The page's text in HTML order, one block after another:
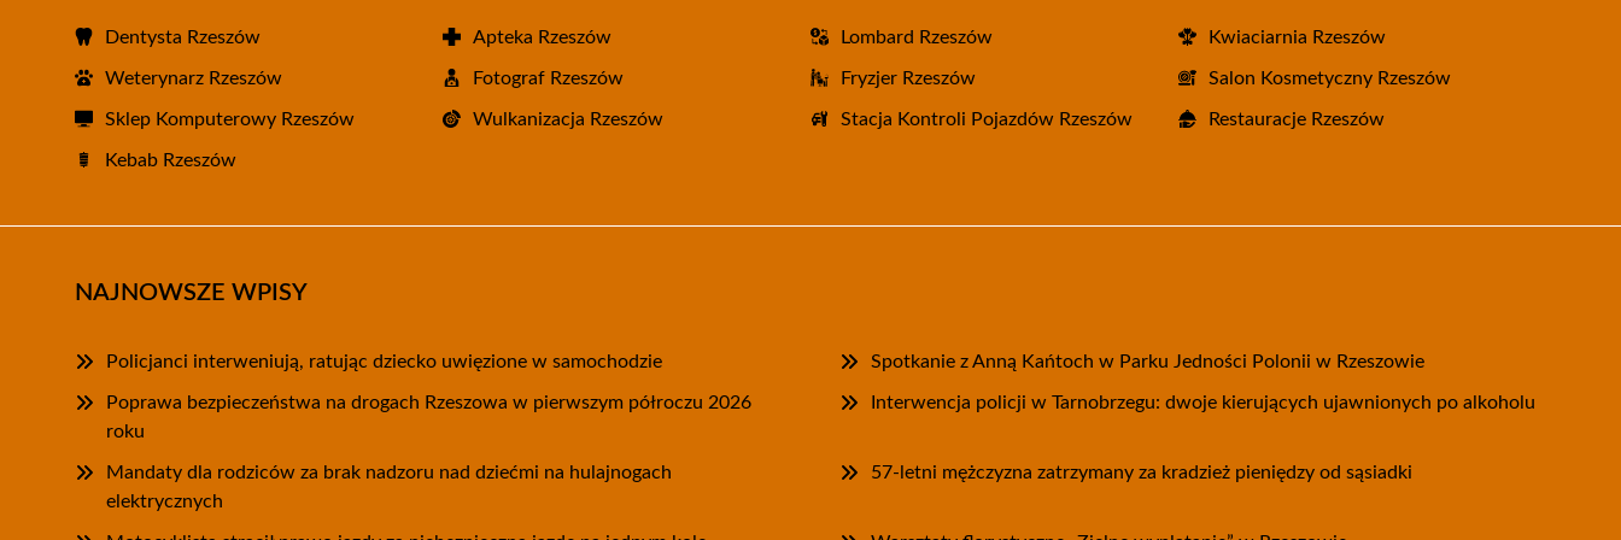
Dentysta Rzeszów Apteka Rzeszów Lombard Rzeszów Kwiaciarnia Rzeszów
Weterynarz Rzeszów Fotograf Rzeszów Fryzjer Rzeszów Salon Kosmetyczny Rzeszów
Sklep Komputerowy Rzeszów Wulkanizacja Rzeszów Stacja Kontroli Pojazdów Rzeszów Restauracje Rzeszów
Kebab Rzeszów
NAJNOWSZE WPISY
Policjanci interweniują, ratując dziecko uwięzione w samochodzie Spotkanie z Anną Kańtoch w Parku Jedności Polonii w Rzeszowie
Poprawa bezpieczeństwa na drogach Rzeszowa w pierwszym półroczu 2026
roku
Interwencja policji w Tarnobrzegu: dwoje kierujących ujawnionych po alkoholu
Mandaty dla rodziców za brak nadzoru nad dziećmi na hulajnogach
elektrycznych
57-letni mężczyzna zatrzymany za kradzież pieniędzy od sąsiadki